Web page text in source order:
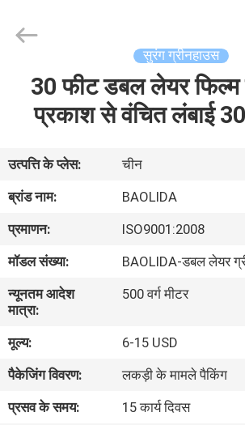
वीआर
शो
हमारे
बारे
कारखाना
भ्रमण
Fittings
Manufacturing
Reserved.
सुरंग ग्रीनहाउस
30 फीट डबल लेयर फिल्म
प्रकाश से वंचित लंबाई
उत्पत्ति के प्लेस:
चीन
ब्रांड नाम:
BAOLIDA
प्रमाणन:
ISO9001:2008
मॉडल संख्या:
BAOLIDA-डबल लेयर
न्यूनतम आदेश
मात्रा:
500 वर्ग मीटर
मूल्य:
6-15 USD
पैकेजिंग विवरण:
लकड़ी के मामले पैकिंग
प्रसव के समय:
15 कार्य दिवस